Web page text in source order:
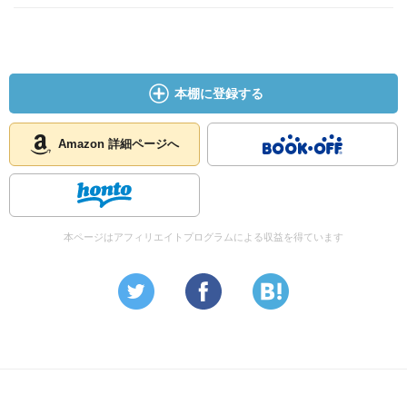
本棚に登録する
Amazon 詳細ページへ
本ページはアフィリエイトプログラムによる収益を得ています